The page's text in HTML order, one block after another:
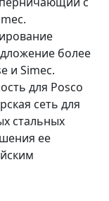
более
и Simec.
для Posco
сеть для
стальных
ее